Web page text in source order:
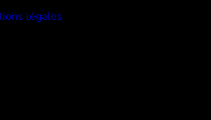
légales